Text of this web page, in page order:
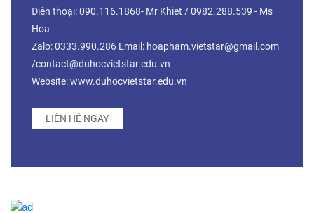
Điên thoại: 090.116.1868- Mr Khiet / 0982.288.539 - Ms
Hoa
Zalo: 0333.990.286 Email: hoapham.vietstar@gmail.com
/contact@duhocvietstar.edu.vn
Website: www.duhocvietstar.edu.vn
LIÊN HỆ NGAY